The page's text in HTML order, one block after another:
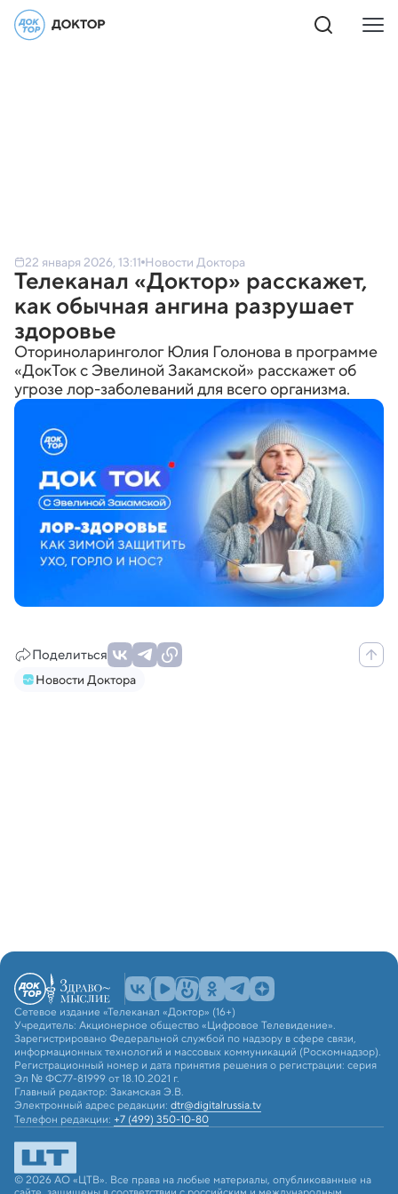
22 января 2026, 13:11 Новости Доктора
Телеканал «Доктор» расскажет,
как обычная ангина разрушает
здоровье
Оториноларинголог Юлия Голонова в программе
«ДокТок с Эвелиной Закамской» расскажет об
угрозе лор-заболеваний для всего организма.
Поделиться
Новости Доктора
Сетевое издание «Телеканал «Доктор» (16+)
Учредитель: Акционерное общество «Цифровое Телевидение».
Зарегистрировано Федеральной службой по надзору в сфере связи,
информационных технологий и массовых коммуникаций (Роскомнадзор).
Регистрационный номер и дата принятия решения о регистрации: серия
Эл № ФС77-81999 от 18.10.2021 г.
Главный редактор: Закамская Э.В.
Электронный адрес редакции: dtr@digitalrussia.tv
Телефон редакции: +7 (499) 350-10-80
© 2026 АО «ЦТВ». Все права на любые материалы, опубликованные на